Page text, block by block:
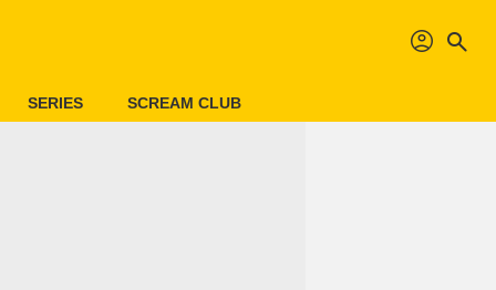
profil search
SERIES SCREAM CLUB